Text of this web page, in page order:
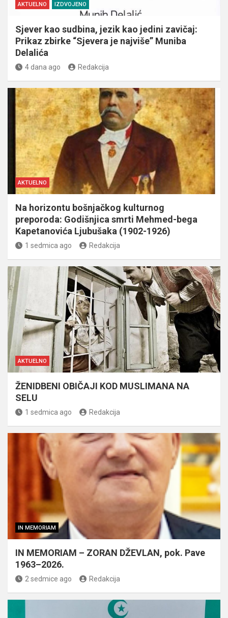
AKTUELNO IZDVOJENO
Sjever kao sudbina, jezik kao jedini zavičaj:
Prikaz zbirke “Sjevera je najviše” Muniba
Delalića
4 dana ago Redakcija
AKTUELNO
Na horizontu bošnjačkog kulturnog
preporoda: Godišnjica smrti Mehmed-bega
Kapetanovića Ljubušaka (1902-1926)
1 sedmica ago Redakcija
AKTUELNO
ŽENIDBENI OBIČAJI KOD MUSLIMANA NA
SELU
1 sedmica ago Redakcija
IN MEMORIAM
IN MEMORIAM – ZORAN DŽEVLAN, pok. Pave
1963–2026.
2 sedmice ago Redakcija